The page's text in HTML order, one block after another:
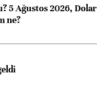
5 Ağustos 2026, Dolar
ne?